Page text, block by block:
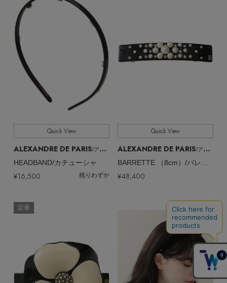
Quick View
ALEXANDRE DE PARIS/アレクサンドル ドゥ パリ
HEADBAND/カチューシャ
¥16,500 残りわずか
Quick View
ALEXANDRE DE PARIS/アレクサンドル ドゥ パリ
¥48,400
定番